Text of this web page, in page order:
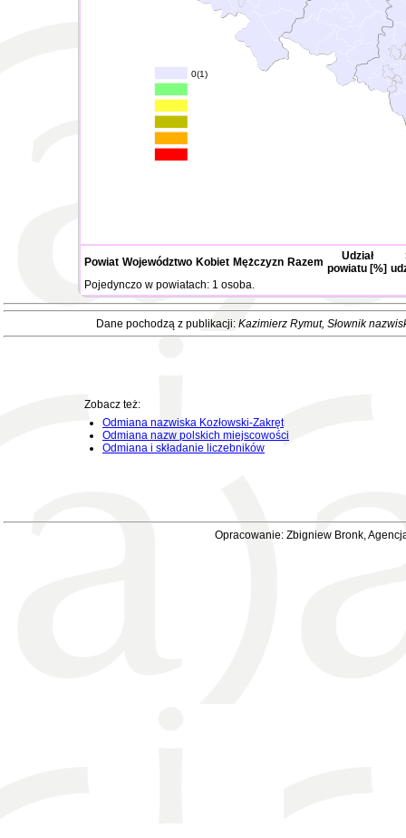
0(1)
Powiat Województwo Kobiet Mężczyzn Razem
Udział
powiatu [%]
Pojedynczo w powiatach: 1 osoba.
Dane pochodzą z publikacji: Kazimierz Rymut, Słownik
Zobacz też:
Odmiana nazwiska Kozłowski-Zakręt
Odmiana nazw polskich miejscowości
Odmiana i składanie liczebników
Opracowanie: Zbigniew Bronk,